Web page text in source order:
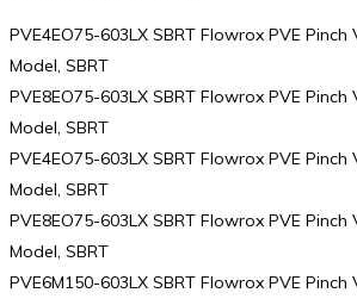
PVE4EO75-603LX SBRT Flowrox PVE Pinch
Model, SBRT
PVE8EO75-603LX SBRT Flowrox PVE Pinch
Model, SBRT
PVE4EO75-603LX SBRT Flowrox PVE Pinch
Model, SBRT
PVE8EO75-603LX SBRT Flowrox PVE Pinch
Model, SBRT
PVE6M150-603LX SBRT Flowrox PVE Pinch